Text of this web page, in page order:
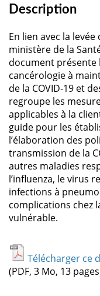
Description
En lien avec la
ministère de la
document présente
cancérologie à
de la COVID-19 et
regroupe les
applicables à la
guide pour les
l’élaboration des
transmission de la
autres maladies
l’influenza, le virus
infections à
complications chez
vulnérable.
Télécharger ce
(PDF, 3 Mo, 13